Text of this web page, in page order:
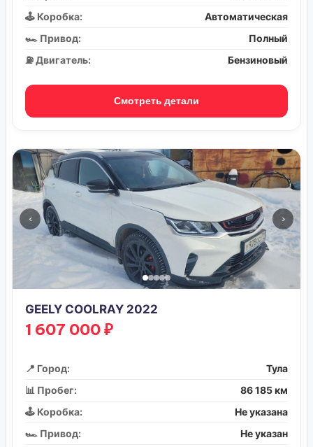
🕹️ Коробка:
Автоматическая
🏎️ Привод:
Полный
⛽ Двигатель:
Бензиновый
Смотреть детали
‹ ›
GEELY COOLRAY 2022
1 607 000 ₽
📍 Город:
Тула
📊 Пробег:
86 185 км
🕹️ Коробка:
Не указана
🏎️ Привод:
Не указан